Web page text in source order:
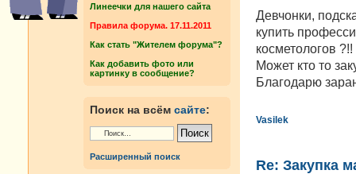
Линеечки для нашего сайта
Правила форума. 17.11.2011
Как стать "Жителем форума"?
Как добавить фото или
картинку в сообщение?
Поиск на всём сайте:
Расширенный поиск
о
б
щ
е
и
е
Девчонки,
купить
косметологов ?!!
Может кто то
Благодарю
Vasilek
Re: Закупка